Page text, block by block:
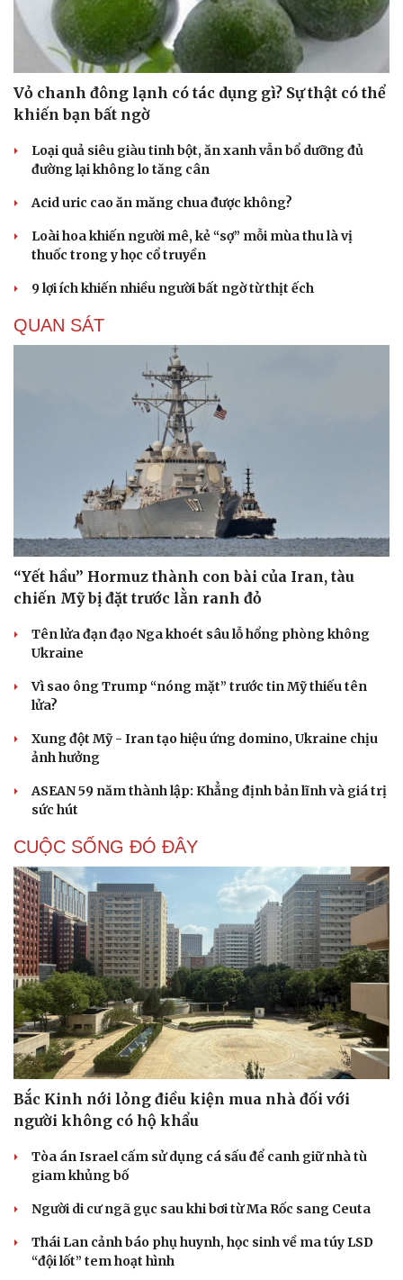
Tư vấn
Săn Tour
check-in
Câu chuyện thời sự
Cửa sổ tình yêu
Kể chuyện cho bé
Vỏ chanh đông lạnh có tác dụng gì? Sự thật có thể
khiến bạn bất ngờ
Loại quả siêu giàu tinh bột, ăn xanh vẫn bổ dưỡng đủ
đường lại không lo tăng cân
Acid uric cao ăn măng chua được không?
Loài hoa khiến người mê, kẻ “sợ” mỗi mùa thu là vị
thuốc trong y học cổ truyền
9 lợi ích khiến nhiều người bất ngờ từ thịt ếch
QUAN SÁT
“Yết hầu” Hormuz thành con bài của Iran, tàu
chiến Mỹ bị đặt trước lằn ranh đỏ
Tên lửa đạn đạo Nga khoét sâu lỗ hổng phòng không
Ukraine
Vì sao ông Trump “nóng mặt” trước tin Mỹ thiếu tên
lửa?
Xung đột Mỹ - Iran tạo hiệu ứng domino, Ukraine chịu
ảnh hưởng
ASEAN 59 năm thành lập: Khẳng định bản lĩnh và giá trị
sức hút
CUỘC SỐNG ĐÓ ĐÂY
Bắc Kinh nới lỏng điều kiện mua nhà đối với
người không có hộ khẩu
Tòa án Israel cấm sử dụng cá sấu để canh giữ nhà tù
giam khủng bố
Người di cư ngã gục sau khi bơi từ Ma Rốc sang Ceuta
Thái Lan cảnh báo phụ huynh, học sinh về ma túy LSD
“đội lốt” tem hoạt hình